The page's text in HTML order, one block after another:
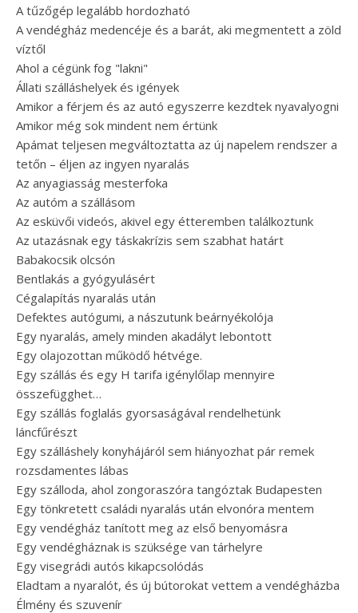
A tűzőgép legalább hordozható
A vendégház medencéje és a barát, aki megmentett a zöld
víztől
Ahol a cégünk fog "lakni"
Állati szálláshelyek és igények
Amikor a férjem és az autó egyszerre kezdtek nyavalyogni
Amikor még sok mindent nem értünk
Apámat teljesen megváltoztatta az új napelem rendszer a
tetőn – éljen az ingyen nyaralás
Az anyagiasság mesterfoka
Az autóm a szállásom
Az esküvői videós, akivel egy étteremben találkoztunk
Az utazásnak egy táskakrízis sem szabhat határt
Babakocsik olcsón
Bentlakás a gyógyulásért
Cégalapítás nyaralás után
Defektes autógumi, a nászutunk beárnyékolója
Egy nyaralás, amely minden akadályt lebontott
Egy olajozottan működő hétvége.
Egy szállás és egy H tarifa igénylőlap mennyire
összefügghet…
Egy szállás foglalás gyorsaságával rendelhetünk
láncfűrészt
Egy szálláshely konyhájáról sem hiányozhat pár remek
rozsdamentes lábas
Egy szálloda, ahol zongoraszóra tangóztak Budapesten
Egy tönkretett családi nyaralás után elvonóra mentem
Egy vendégház tanított meg az első benyomásra
Egy vendégháznak is szüksége van tárhelyre
Egy visegrádi autós kikapcsolódás
Eladtam a nyaralót, és új bútorokat vettem a vendégházba
Élmény és szuvenír